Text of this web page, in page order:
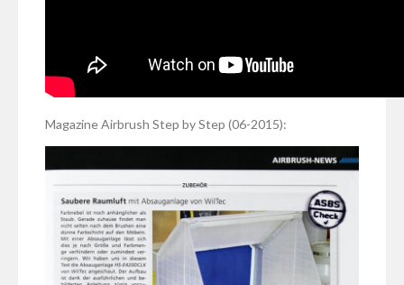
Magazine Airbrush Step by Step (06-2015):